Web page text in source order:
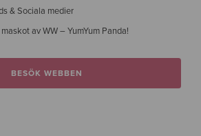
& Sociala medier
av WW – YumYum Panda!
BESÖK WEBBEN